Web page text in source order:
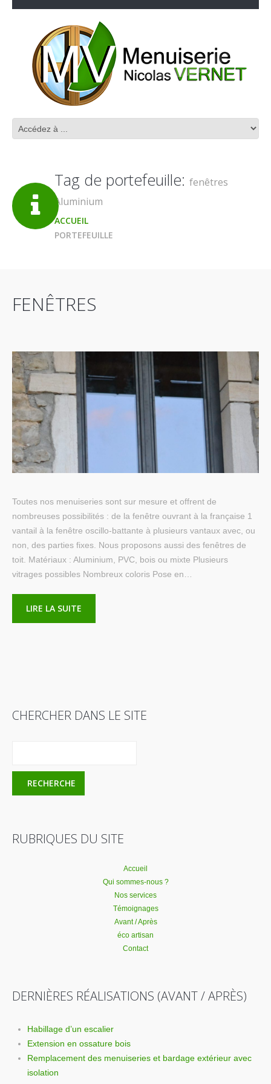
Tag de portefeuille: fenêtres
Aluminium
ACCUEIL
PORTEFEUILLE
FENÊTRES
Toutes nos menuiseries sont sur mesure et offrent de
nombreuses possibilités : de la fenêtre ouvrant à la française 1
vantail à la fenêtre oscillo-battante à plusieurs vantaux avec, ou
non, des parties fixes. Nous proposons aussi des fenêtres de
toit. Matériaux : Aluminium, PVC, bois ou mixte Plusieurs
vitrages possibles Nombreux coloris Pose en…
LIRE LA SUITE
CHERCHER DANS LE SITE
RUBRIQUES DU SITE
Accueil
Qui sommes-nous ?
Nos services
Témoignages
Avant / Après
éco artisan
Contact
DERNIÈRES RÉALISATIONS (AVANT / APRÈS)
Habillage d’un escalier
Extension en ossature bois
Remplacement des menuiseries et bardage extérieur avec
isolation